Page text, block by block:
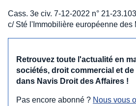
Cass. 3e civ. 7-12-2022 n° 21-
c/ Sté l'Immobilière européenne des
Retrouvez toute l'actualité en
sociétés, droit commercial et
dans Navis Droit des Affaires !
Pas encore abonné ? Nous vous